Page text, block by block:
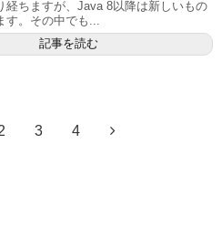
経ちますが、Java 8以降は新しいもの
す。その中でも...
記事を読む
3 4